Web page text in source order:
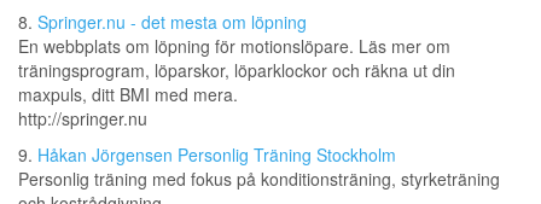
8. Springer.nu - det mesta om löpning
En webbplats om löpning för motionslöpare. Läs mer om
träningsprogram, löparskor, löparklockor och räkna ut din
maxpuls, ditt BMI med mera.
http://springer.nu
9. Håkan Jörgensen Personlig Träning Stockholm
Personlig träning med fokus på konditionsträning, styrketräning